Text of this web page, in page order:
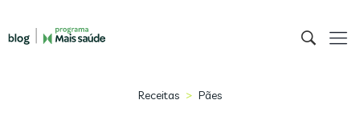
Receitas > Pães